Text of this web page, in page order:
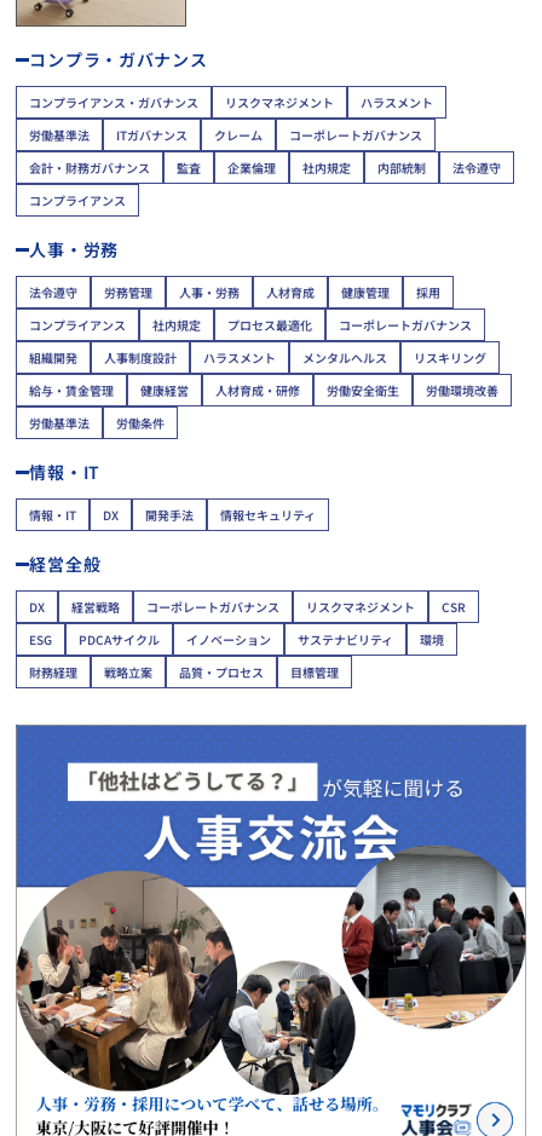
コンプラ・ガバナンス
コンプライアンス・ガバナンス リスクマネジメント
ハラスメント
労働基準法
ITガバナンス クレーム
コーポレートガバナンス
会計・財務ガバナンス
監査 企業倫理 社内規定 内部統制
法令遵守
コンプライアンス
人事・労務
法令遵守 労務管理 人事・労務 人材育成 健康管理
採用
コンプライアンス
社内規定 プロセス最適化
コーポレートガバナンス
組織開発
人事制度設計 ハラスメント メンタルヘルス
リスキリング
給与・賃金管理
健康経営 人材育成・研修 労働安全衛生
労働環境改善
労働基準法
労働条件
情報・IT
情報・IT DX 開発手法 情報セキュリティ
経営全般
DX 経営戦略 コーポレートガバナンス リスクマネジメント
CSR
ESG
PDCAサイクル イノベーション サステナビリティ
環境
財務経理
戦略立案 品質・プロセス 目標管理